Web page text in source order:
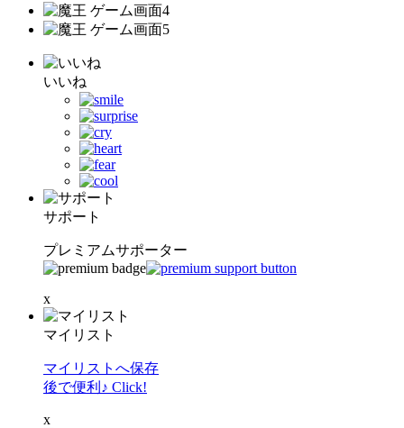
いいね
サポート
プレミアムサポーター
x
マイリスト
マイリストへ保存
後で便利♪ Click!
x